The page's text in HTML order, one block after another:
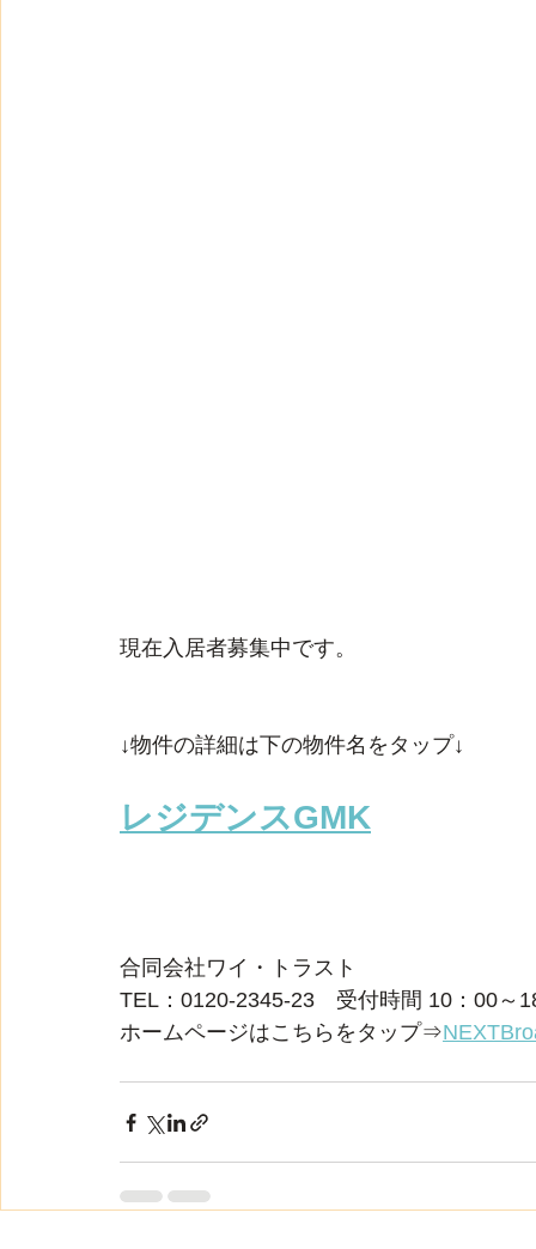
現在入居者募集中です。
↓物件の詳細は下の物件名をタップ↓
レジデンスGMK
合同会社ワイ・トラスト
TEL：0120-2345-23　受付時間 10：00～
ホームページはこちらをタップ⇒